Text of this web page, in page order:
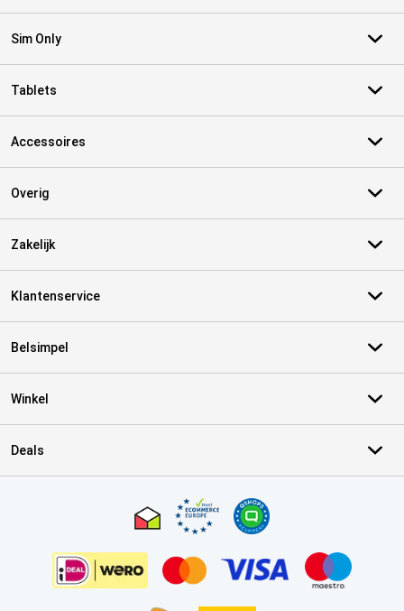
Sim Only
Tablets
Accessoires
Overig
Zakelijk
Klantenservice
Belsimpel
Winkel
Deals